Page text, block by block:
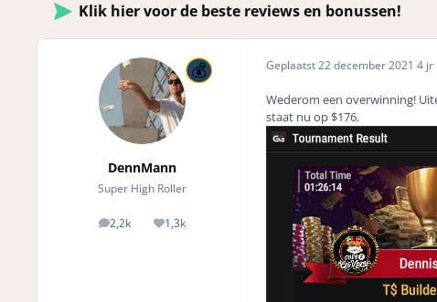
Klik hier voor de beste reviews en bonussen!
DennMann
Super High Roller
2,2k
posts 1,3k
Reputation
Geplaatst22 december 2021 4 jr
Wederom een overwinning!
staat nu op $176.